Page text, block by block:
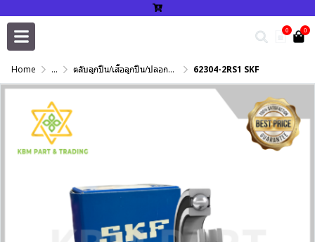
0 0
Home ... ตลับลูกปืน/เสื้อลูกปืน/ปลอกปรับเพลา/แหวนกำหนด/เพลาฮาร์ดโครม 62304-2RS1 SKF